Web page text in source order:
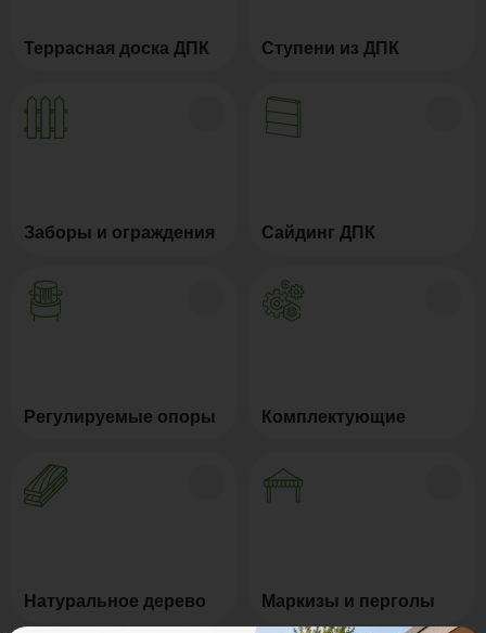
Террасная доска ДПК Ступени из ДПК
Заборы и ограждения Сайдинг ДПК
Регулируемые опоры Комплектующие
Натуральное дерево Маркизы и перголы